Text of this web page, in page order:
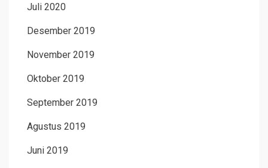
Juli 2020
Desember 2019
November 2019
Oktober 2019
September 2019
Agustus 2019
Juni 2019